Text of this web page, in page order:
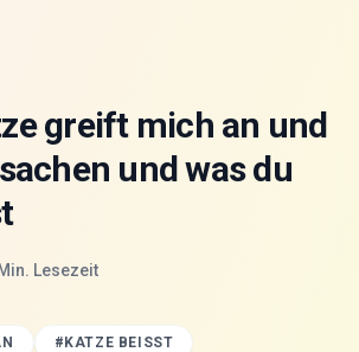
greift mich an und
und was du
Min. Lesezeit
# KATZE BEISST